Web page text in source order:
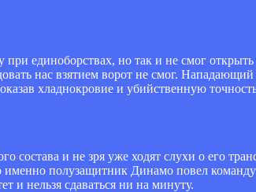
единоборствах, но так и не смог
нас взятием ворот не смог.
хладнокровие и убийственную
состава и не зря уже ходят слухи о его
именно полузащитник Динамо повел
и нельзя сдаваться ни на минуту.